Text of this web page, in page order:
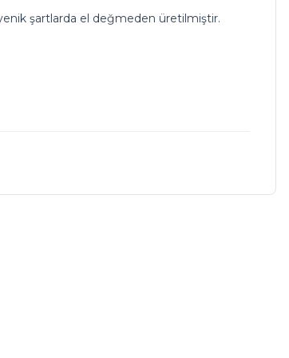
şartlarda el değmeden üretilmiştir.